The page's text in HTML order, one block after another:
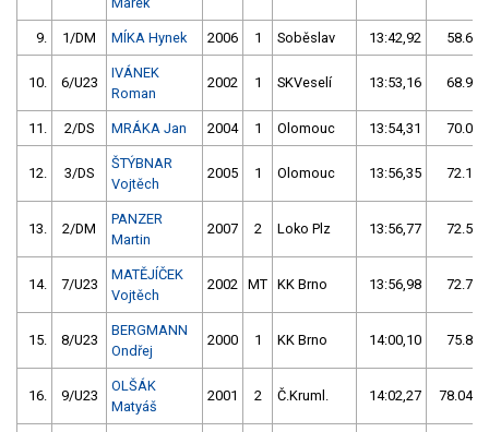
9. 1/DM MÍKA Hynek 2006 1 Soběslav 13:42,92 58.69/
10. 6/U23
IVÁNEK
Roman
2002 1 SKVeselí 13:53,16 68.93/
11. 2/DS MRÁKA Jan 2004 1 Olomouc 13:54,31 70.08/
12. 3/DS
ŠTÝBNAR
Vojtěch
2005 1 Olomouc 13:56,35 72.12/
13. 2/DM
PANZER
Martin
2007 2 Loko Plz 13:56,77 72.54/
14. 7/U23
MATĚJÍČEK
Vojtěch
2002 MT KK Brno 13:56,98 72.75/
15. 8/U23
BERGMANN
Ondřej
2000 1 KK Brno 14:00,10 75.87/
16. 9/U23
OLŠÁK
Matyáš
2001 2 Č.Kruml. 14:02,27 78.04/